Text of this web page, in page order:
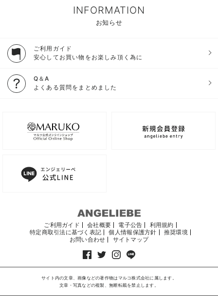
INFORMATION
お知らせ
ご利用ガイド
安心してお買い物をお楽しみ頂く為に
Q＆A
よくある質問をまとめました
ご利用ガイド 会社概要 電子公告
利用規約
特定商取引法に基づく表記
個人情報保護方針
推奨環境
お問い合わせ
サイトマップ
サイト内の文章、画像などの著作物はマルコ株式会社に属します。
文章・写真などの複製、無断転載を禁止します。